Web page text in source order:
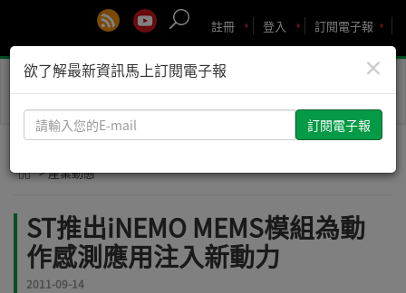
訂閱電子報
登入
註冊
Toggle
> 產業動態
ST推出iNEMO MEMS模組為動
作感測應用注入新動力
2011-09-14
×
欲了解最新資訊馬上訂閱電子報
請
輸
您
E-
mail